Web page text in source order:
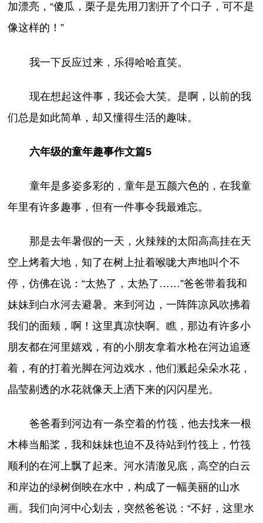
加漂亮，“傻瓜，栗子是先用刀割开了个口子，可不是
像这样的！”
我一下反应过来，乐得哈哈直笑。
现在想起这件事，我还会大笑。是啊，以前的我
们总是如此简单，却又懂得生活的趣味。
六年级的童年趣事作文篇5
童年是多姿多彩的，童年是五颜六色的，在我童
年里有许多趣事，但有一件事令我最难忘。
那是去年暑假的一天，火辣辣的太阳高高挂在天
空上烤着大地，知了在树上扯着喉咙大声地叫个不
停，仿佛在说：“太热了，太热了……”爸爸带着我和
妹妹到白水河去避暑。来到河边，一阵阵凉风吹拂着
我们的面颊，啊！这里真凉快啊。瞧，那边有许多小
朋友都在河里嬉戏，有的小朋友拿着水枪在河边追逐
着，有的打着光脚在河边戏水，他们溅起朵朵水花，
晶莹剔透的水花就像天上洒下来的闪闪星光。
爸爸看到河边有一条空着的竹筏，他去找来一根
木棒当船桨，我和妹妹也迫不及待站到竹筏上，竹筏
顺利的在河上飘了起来。河水清澈见底，高空的白云
和岸边的绿树倒映在水中，构成了一幅美丽的山水
画。我们向河中心划去，突然爸爸说：“不好，这里水